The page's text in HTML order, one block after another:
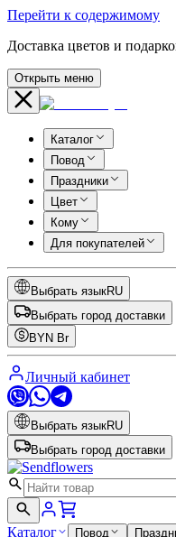
Перейти к содержимому
Доставка цветов и
Открыть меню
Каталог
Повод
Праздники
Цвет
Кому
Для покупателей
Выбрать языкRU
Выбрать город доставки
BYN Br
Личный кабинет
Выбрать языкRU
Выбрать город доставки
Каталог Повод